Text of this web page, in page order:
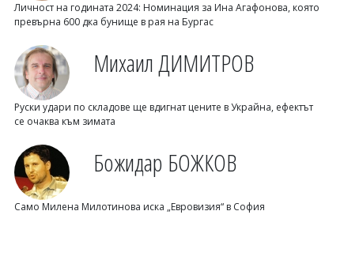
Личност на годината 2024: Номинация за Ина Агафонова, която
превърна 600 дка бунище в рая на Бургас
Михаил ДИМИТРОВ
Руски удари по складове ще вдигнат цените в Украйна, ефектът
се очаква към зимата
Божидар БОЖКОВ
Само Милена Милотинова иска „Евровизия“ в София